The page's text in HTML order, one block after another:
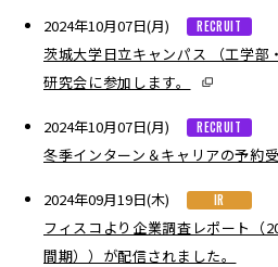
2024年10月07日(月) RECRUIT
茨城大学日立キャンパス （工学部
研究会に参加します。
2024年10月07日(月) RECRUIT
冬季インターン＆キャリアの予約
2024年09月19日(木) IR
フィスコより企業調査レポート（
間期））が配信されました。